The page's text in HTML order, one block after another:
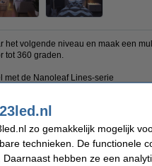
het volgende niveau en maak een
tot 360 graden.
met de Nanoleaf Lines-serie
Lengte:
24
Oud voor nieuw:
zo gemakkelijk mogelijk
technieken. De functionele
hebben ze een